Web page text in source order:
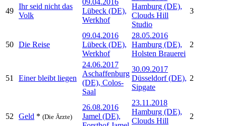
49
Ihr seid nicht das
Volk
Lübeck (DE),
Werkhof
Hamburg (DE),
Clouds Hill
Studio
3
50 Die Reise
09.04.2016
Lübeck (DE),
Werkhof
28.05.2016
Hamburg (DE),
Holsten Brauerei
2
51 Einer bleibt liegen
24.06.2017
Aschaffenburg
(DE), Colos-
Saal
30.09.2017
Düsseldorf (DE),
Sipgate
2
52 Geld * (Die Ärzte)
26.08.2016
Jamel (DE),
23.11.2018
Hamburg (DE),
Clouds Hill
2